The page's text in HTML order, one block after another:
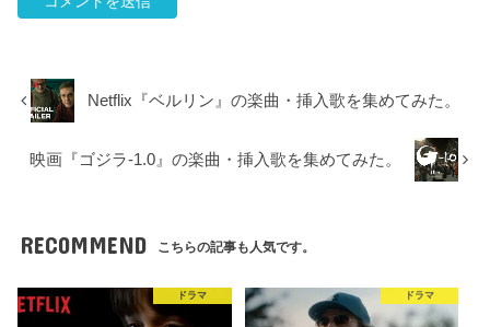
Netflix『ベルリン』の楽曲・挿入歌を集めてみた。
映画『ゴジラ-1.0』の楽曲・挿入歌を集めてみた。
RECOMMEND こちらの記事も人気です。
ドラマ ドラマ